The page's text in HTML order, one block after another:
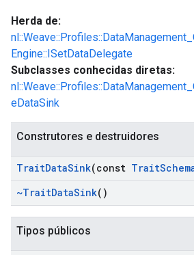
Herda de:
Engine::ISetDataDelegate
Subclasses conhecidas diretas:
eDataSink
Construtores e destruidores
TraitDataSink(const Trait
~TraitDataSink()
Tipos públicos